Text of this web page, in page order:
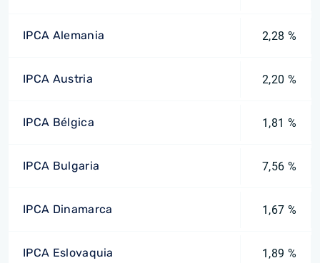
IPCA Alemania 2,28 %
IPCA Austria 2,20 %
IPCA Bélgica 1,81 %
IPCA Bulgaria 7,56 %
IPCA Dinamarca 1,67 %
IPCA Eslovaquia 1,89 %